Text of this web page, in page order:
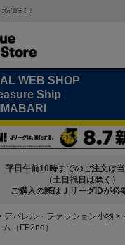
が買える！
WEB SHOP
Ship
平日午前10時までのご注文は当
（土日祝日は除く）
ご購入の際はＪリーグIDが必
アパレル・ファッション小物
（FP2nd）